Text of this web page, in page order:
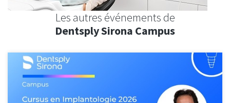
Les autres événements de
Dentsply Sirona Campus